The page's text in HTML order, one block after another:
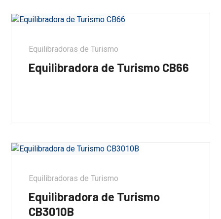
Equilibradoras de Turismo
Equilibradora de Turismo CB66
Equilibradoras de Turismo
Equilibradora de Turismo
CB3010B